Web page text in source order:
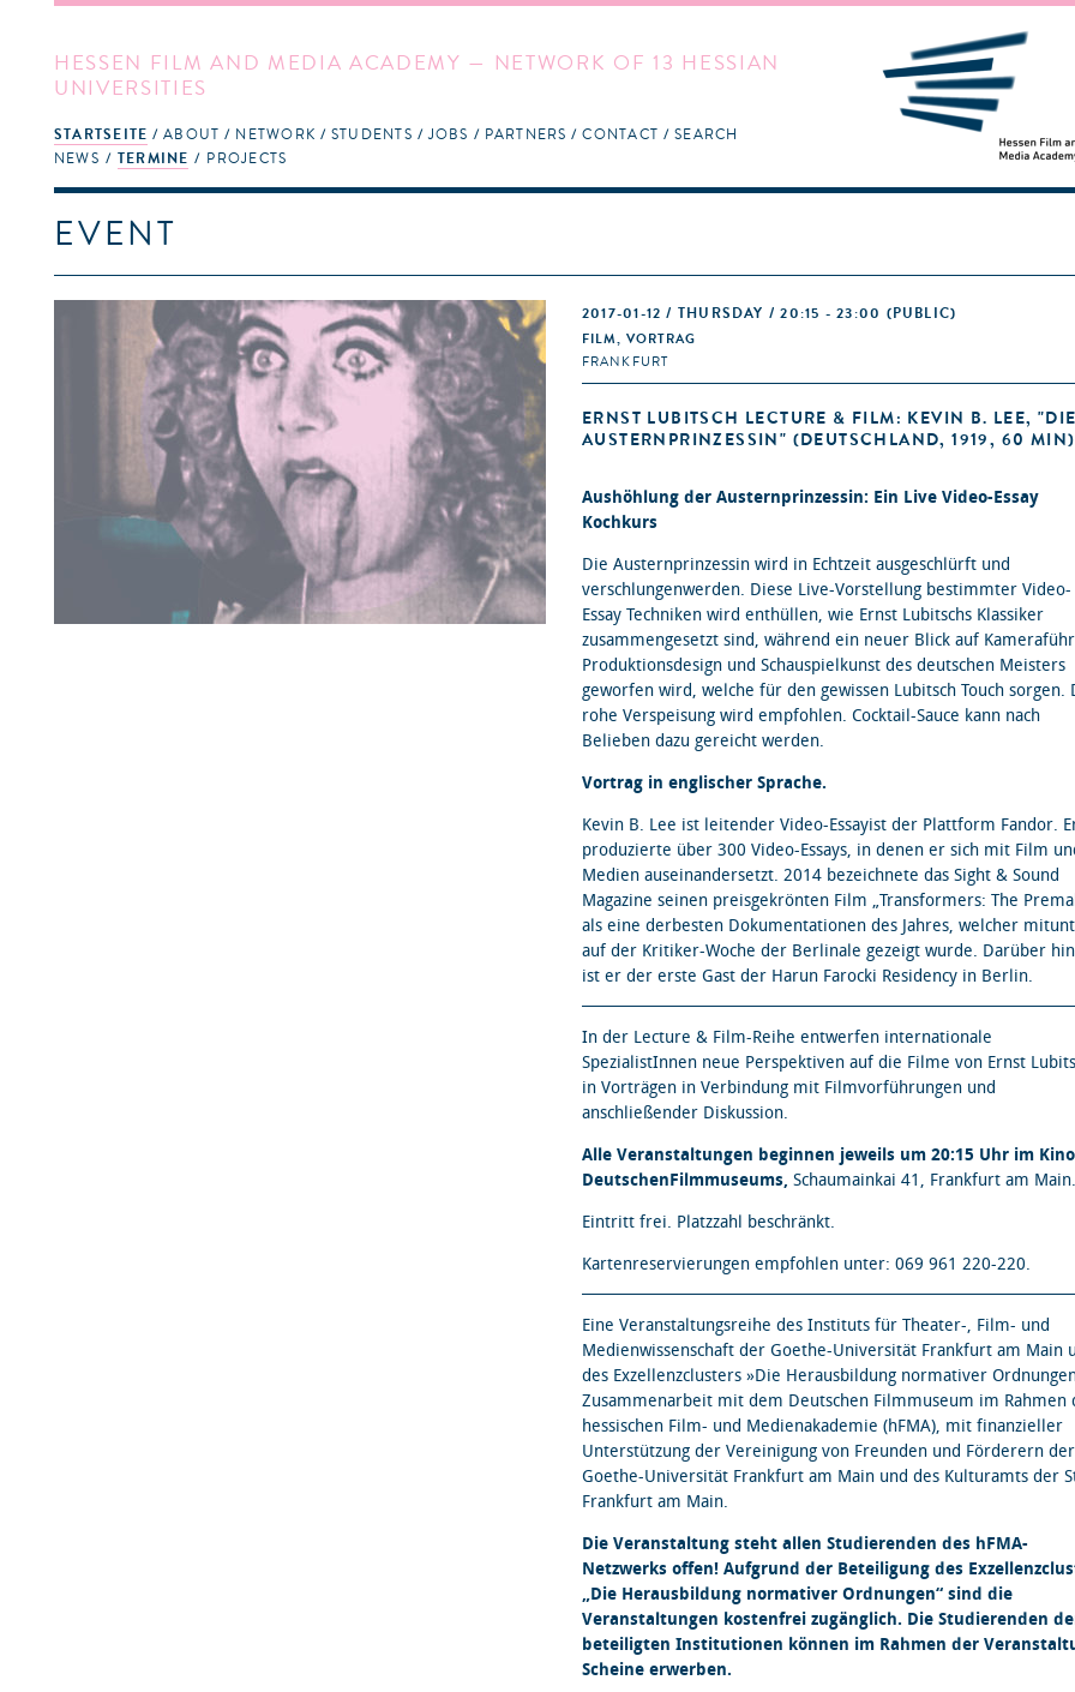
HESSEN FILM AND MEDIA ACADEMY — NETWORK OF 13 HESSIAN
UNIVERSITIES
STARTSEITE
NEWS
TERMINE PROJECTS
ABOUT NETWORK STUDENTS JOBS PARTNERS CONTACT SEARCH
EVENT
2017-01-12 / THURSDAY / 20:15 - 23:00 (PUBLIC)
FILM, VORTRAG
FRANKFURT
ERNST LUBITSCH LECTURE & FILM: KEVIN B. LEE, "DIE
AUSTERNPRINZESSIN" (DEUTSCHLAND, 1919, 60 MIN)
Aushöhlung der Austernprinzessin: Ein Live Video-Essay
Kochkurs
Die Austernprinzessin wird in Echtzeit ausgeschlürft und
verschlungenwerden. Diese Live-Vorstellung bestimmter Video-
Essay Techniken wird enthüllen, wie Ernst Lubitschs Klassiker
zusammengesetzt sind, während ein neuer Blick auf
Produktionsdesign und Schauspielkunst des deutschen Meisters
geworfen wird, welche für den gewissen Lubitsch Touch sorgen.
rohe Verspeisung wird empfohlen. Cocktail-Sauce kann nach
Belieben dazu gereicht werden.
Vortrag in englischer Sprache.
Kevin B. Lee ist leitender Video-Essayist der Plattform Fandor.
produzierte über 300 Video-Essays, in denen er sich mit Film
Medien auseinandersetzt. 2014 bezeichnete das Sight & Sound
Magazine seinen preisgekrönten Film „Transformers: The
als eine derbesten Dokumentationen des Jahres, welcher
auf der Kritiker-Woche der Berlinale gezeigt wurde. Darüber
ist er der erste Gast der Harun Farocki Residency in Berlin.
In der Lecture & Film-Reihe entwerfen internationale
SpezialistInnen neue Perspektiven auf die Filme von Ernst
in Vorträgen in Verbindung mit Filmvorführungen und
anschließender Diskussion.
Alle Veranstaltungen beginnen jeweils um 20:15 Uhr im
DeutschenFilmmuseums, Schaumainkai 41, Frankfurt am Main.
Eintritt frei. Platzzahl beschränkt.
Kartenreservierungen empfohlen unter: 069 961 220-220.
Eine Veranstaltungsreihe des Instituts für Theater-, Film- und
Medienwissenschaft der Goethe-Universität Frankfurt am Main
des Exzellenzclusters »Die Herausbildung normativer
Zusammenarbeit mit dem Deutschen Filmmuseum im Rahmen
hessischen Film- und Medienakademie (hFMA), mit finanzieller
Unterstützung der Vereinigung von Freunden und Förderern der
Goethe-Universität Frankfurt am Main und des Kulturamts der
Frankfurt am Main.
Die Veranstaltung steht allen Studierenden des hFMA-
Netzwerks offen! Aufgrund der Beteiligung des
„Die Herausbildung normativer Ordnungen“ sind die
Veranstaltungen kostenfrei zugänglich. Die Studierenden
beteiligten Institutionen können im Rahmen der
Scheine erwerben.